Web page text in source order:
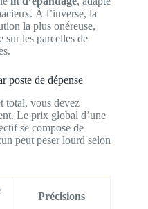
À l’inverse, la
la plus onéreuse,
sur les parcelles de
poste de dépense
total, vous devez
Le prix global d’une
se compose de
peut peser lourd selon
Précisions